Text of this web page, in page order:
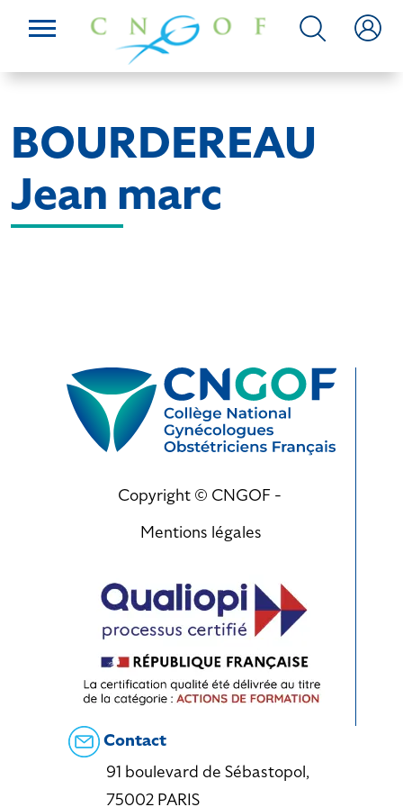
BOURDEREAU
Jean marc
Copyright © CNGOF -
Mentions légales
Contact
91 boulevard de Sébastopol,
75002 PARIS